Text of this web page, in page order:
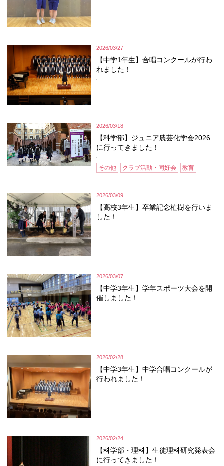
2026/03/27
【中学1年生】合唱コンクールが行わ
れました！
2026/03/18
【科学部】ジュニア農芸化学会2026
に行ってきました！
その他 クラブ活動・同好会 教育
2026/03/09
【高校3年生】卒業記念植樹を行いま
した！
2026/03/07
【中学3年生】学年スポーツ大会を開
催しました！
2026/02/28
【中学3年生】中学合唱コンクールが
行われました！
2026/02/24
【科学部・理科】生徒理科研究発表会
に行ってきました！